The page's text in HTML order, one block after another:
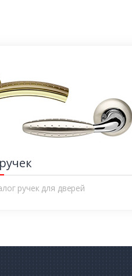
ручек для дверей